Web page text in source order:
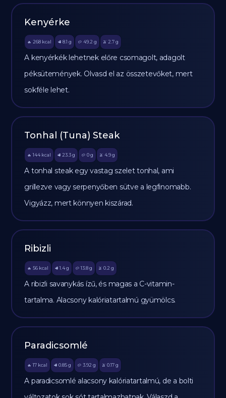
Kenyérke
🔥 268 kcal 🥩 8.1 g 🥔 49.2 g 🫒 2.7 g
A kenyérkék lehetnek előre csomagolt, adagolt
péksütemények. Olvasd el az összetevőket, mert
sokféle lehet.
Tonhal (Tuna) Steak
🔥 144 kcal 🥩 23.3 g 🥔 0g 🫒 4.9 g
A tonhal steak egy vastag szelet tonhal, ami
grillezve vagy serpenyőben sütve a legfinomabb.
Vigyázz, mert könnyen kiszárad.
Ribizli
🔥 56 kcal 🥩 1.4 g 🥔 13.8g 🫒 0.2 g
A ribizli savanykás ízű, és magas a C-vitamin-
tartalma. Alacsony kalóriatartalmú gyümölcs.
Paradicsomlé
🔥 17 kcal 🥩 0.85 g 🥔 3.92 g 🫒 0.17 g
A paradicsomlé alacsony kalóriatartalmú, de a bolti